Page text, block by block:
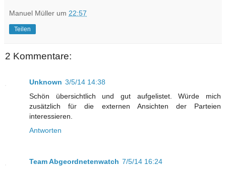
Manuel Müller um 22:57
Teilen
2 Kommentare:
Unknown 3/5/14 14:38
Schön übersichtlich und gut aufgelistet. Würde mich
zusätzlich für die externen Ansichten der Parteien
interessieren.
Antworten
Team Abgeordnetenwatch 7/5/14 16:24